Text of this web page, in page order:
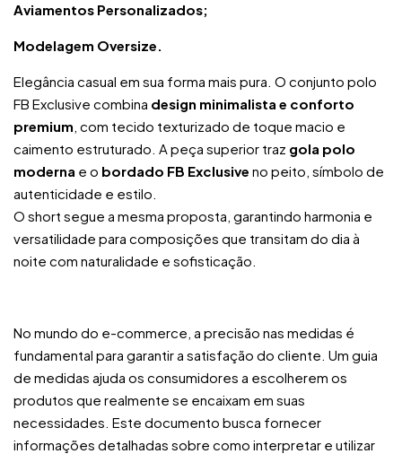
Aviamentos Personalizados;
Modelagem Oversize.
Elegância casual em sua forma mais pura. O conjunto polo
FB Exclusive combina design minimalista e conforto
premium, com tecido texturizado de toque macio e
caimento estruturado. A peça superior traz gola polo
moderna e o bordado FB Exclusive no peito, símbolo de
autenticidade e estilo.
O short segue a mesma proposta, garantindo harmonia e
versatilidade para composições que transitam do dia à
noite com naturalidade e sofisticação.
No mundo do e-commerce, a precisão nas medidas é
fundamental para garantir a satisfação do cliente. Um guia
de medidas ajuda os consumidores a escolherem os
produtos que realmente se encaixam em suas
necessidades. Este documento busca fornecer
informações detalhadas sobre como interpretar e utilizar